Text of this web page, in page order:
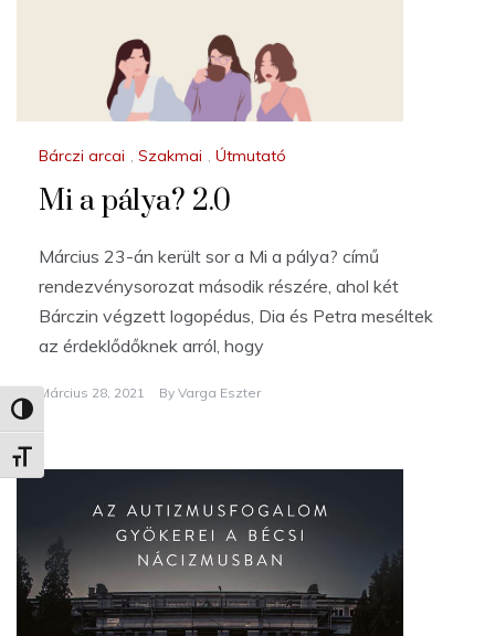
Nagy kontraszt váltása
Betűméret váltása
Bárczi arcai , Szakmai , Útmutató
Mi a pálya? 2.0
Március 23-án került sor a Mi a pálya? című
rendezvénysorozat második részére, ahol két
Bárczin végzett logopédus, Dia és Petra meséltek
az érdeklődőknek arról, hogy
Március 28, 2021 By Varga Eszter